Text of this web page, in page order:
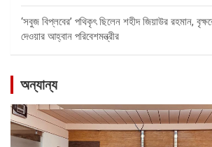
‘সবুজ বিপ্লবের’ পথিকৃৎ ছিলেন শহীদ জিয়াউর রহমান,
দেওয়ার আহ্বান পরিবেশমন্ত্রীর
অন্যান্য